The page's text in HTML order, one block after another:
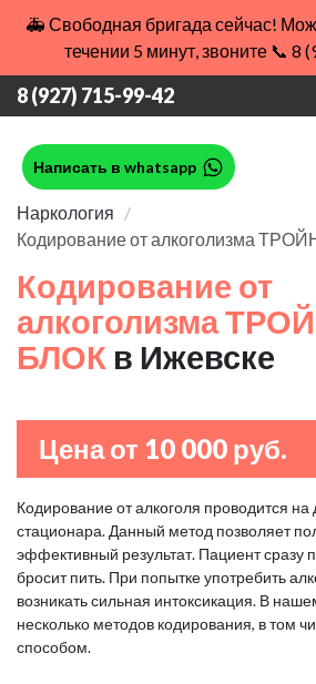
🚑 Свободная бригада сейчас!
течении 5 минут, звоните 📞 8
8 (927) 715-99-42
Написать в whatsapp
Наркология
Кодирование от алкоголизма
Кодирование от
алкоголизма
БЛОК в Ижевске
Цена от 10 000 руб.
Кодирование от алкоголя проводится
стационара. Данный метод позволяет
эффективный результат. Пациент сразу
бросит пить. При попытке употребить
возникать сильная интоксикация. В
несколько методов кодирования, в том
способом.